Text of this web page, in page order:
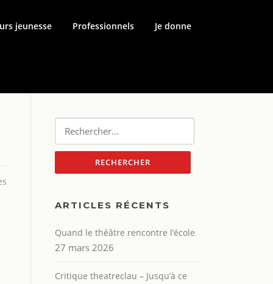
jeunesse Professionnels Je donne
Rechercher :
ARTICLES RÉCENTS
Quand le théâtre rencontre l’école
27 mars 2026
Critique theatreclau – Jusqu’à ce